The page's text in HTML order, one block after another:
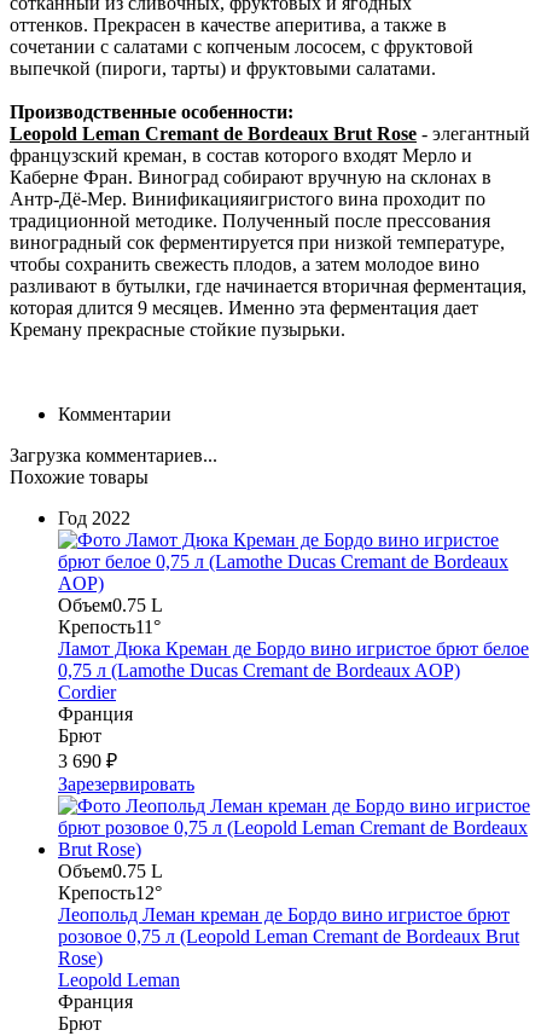
оттенков. Прекрасен в качестве аперитива, а также в
сочетании с салатами с копченым лососем, с фруктовой
выпечкой (пироги, тарты) и фруктовыми салатами.
Производственные особенности:
Leopold Leman Cremant de Bordeaux Brut Rose - элегантный
французский креман, в состав которого входят Мерло и
Каберне Фран. Виноград собирают вручную на склонах в
Антр-Дё-Мер. Винификацияигристого вина проходит по
традиционной методике. Полученный после прессования
виноградный сок ферментируется при низкой температуре,
чтобы сохранить свежесть плодов, а затем молодое вино
разливают в бутылки, где начинается вторичная ферментация,
которая длится 9 месяцев. Именно эта ферментация дает
Креману прекрасные стойкие пузырьки.
Комментарии
Загрузка комментариев...
Похожие товары
Год 2022
Объем0.75 L
Крепость11°
Ламот Дюка Креман де Бордо вино игристое брют белое
0,75 л (Lamothe Ducas Cremant de Bordeaux AOP)
Cordier
Франция
Брют
3 690 ₽
Зарезервировать
Объем0.75 L
Крепость12°
Леопольд Леман креман де Бордо вино игристое брют
розовое 0,75 л (Leopold Leman Cremant de Bordeaux Brut
Rose)
Leopold Leman
Франция
Брют